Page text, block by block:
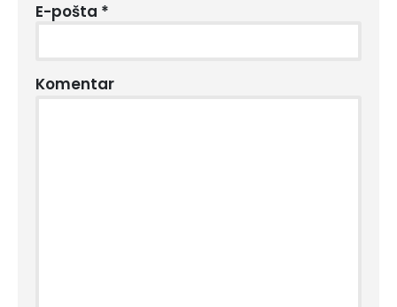
E-pošta *
Komentar